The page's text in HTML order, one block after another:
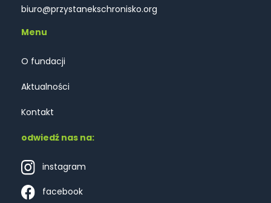
biuro@przystanekschronisko.org
Menu
O fundacji
Aktualności
Kontakt
odwiedź nas na:
instagram
facebook